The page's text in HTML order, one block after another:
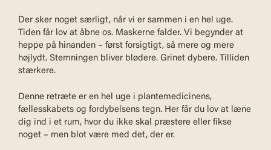
Der sker noget særligt, når vi er sammen i en hel uge.
Tiden får lov at åbne os. Maskerne falder. Vi begynder at
heppe på hinanden – først forsigtigt, så mere og mere
højlydt. Stemningen bliver blødere. Grinet dybere. Tilliden
stærkere.
Denne retræte er en hel uge i plantemedicinens,
fællesskabets og fordybelsens tegn. Her får du lov at læne
dig ind i et rum, hvor du ikke skal præstere eller fikse
noget – men blot være med det, der er.